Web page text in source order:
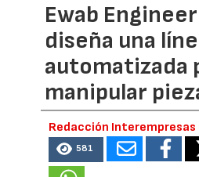
Ewab
diseña una
automatizada
manipular
Redacción Interempresas
581